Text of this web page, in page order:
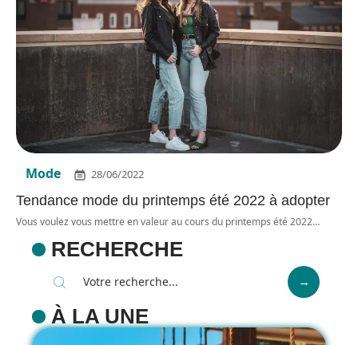
Mode 28/06/2022
Tendance mode du printemps été 2022 à adopter
Vous voulez vous mettre en valeur au cours du printemps été 2022…
RECHERCHE
À LA UNE